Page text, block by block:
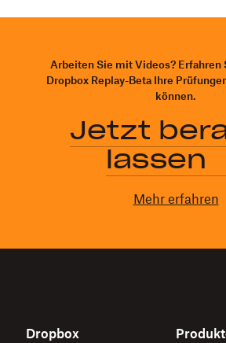
Arbeiten Sie mit Videos? Erfahren
Dropbox Replay-Beta Ihre
können.
Jetzt
lassen
Mehr erfahren
Dropbox